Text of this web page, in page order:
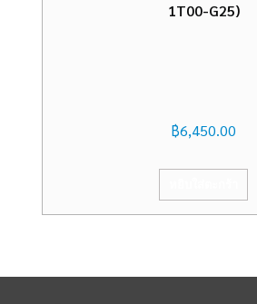
1T00-G25)
฿6,450.00